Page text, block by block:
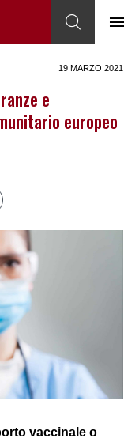
19 MARZO 2021
e
europeo
vaccinale o